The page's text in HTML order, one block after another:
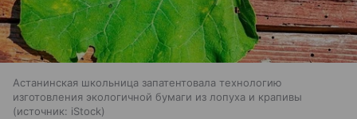
Астанинская школьница запатентовала технологию
изготовления экологичной бумаги из лопуха и крапивы
источник: iStock